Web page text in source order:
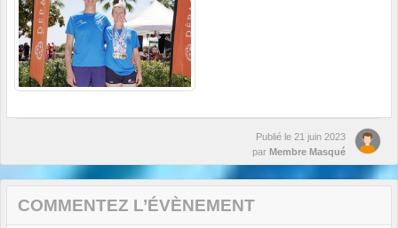
Publié le 21 juin 2023
par Membre Masqué
COMMENTEZ L’ÉVÈNEMENT